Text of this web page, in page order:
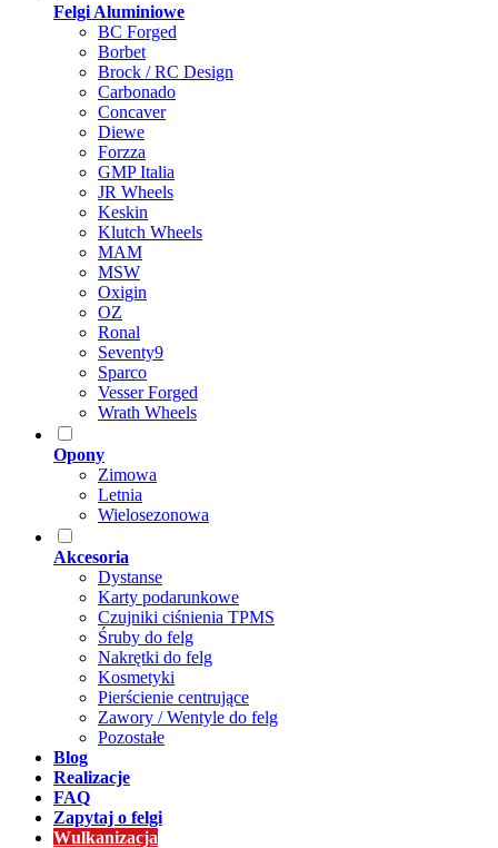
Felgi Aluminiowe
BC Forged
Borbet
Brock / RC Design
Carbonado
Concaver
Diewe
Forzza
GMP Italia
JR Wheels
Keskin
Klutch Wheels
MAM
MSW
Oxigin
OZ
Ronal
Seventy9
Sparco
Vesser Forged
Wrath Wheels
Opony
Zimowa
Letnia
Wielosezonowa
Akcesoria
Dystanse
Karty podarunkowe
Czujniki ciśnienia TPMS
Śruby do felg
Nakrętki do felg
Kosmetyki
Pierścienie centrujące
Zawory / Wentyle do felg
Pozostałe
Blog
Realizacje
FAQ
Zapytaj o felgi
Wulkanizacja